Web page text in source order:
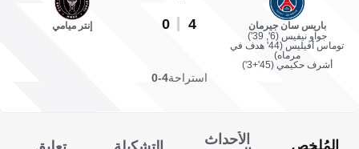
باريس سان جيرمان
جواو نيفيس (6', 39')
توماس أفيليس (44' هدف في
مرماه)
أشرف حكيمي (45'+3')
4
0 إنتر ميامي
استراحة4-0
المُلخص
الأحداث